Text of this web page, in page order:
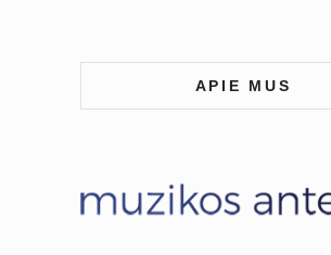
APIE MUS